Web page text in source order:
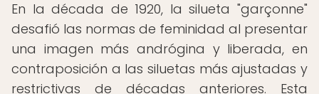
En la década de 1920, la silueta "garçonne"
desafió las normas de feminidad al presentar
una imagen más andrógina y liberada, en
contraposición a las siluetas más ajustadas y
restrictivas de décadas anteriores. Esta